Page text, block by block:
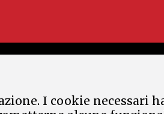
I cookie necessari